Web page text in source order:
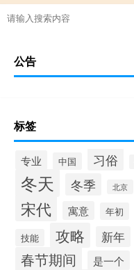
公告
标签
专业 中国 习俗
冬天 冬季 北京
宋代 寓意 年初
技能
攻略 新年
春节期间 是一个